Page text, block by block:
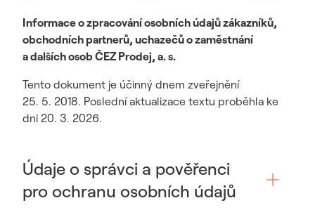
Informace o zpracování osobních údajů zákazníků,
obchodních partnerů, uchazečů o zaměstnání
a dalších osob ČEZ Prodej, a. s.
Tento dokument je účinný dnem zveřejnění
25. 5. 2018. Poslední aktualizace textu proběhla ke
dni 20. 3. 2026.
Údaje o správci a pověřenci
pro ochranu osobních údajů